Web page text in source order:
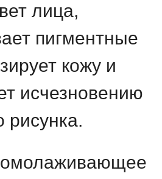
лица,
пигментные
кожу и
исчезновению
рисунка.